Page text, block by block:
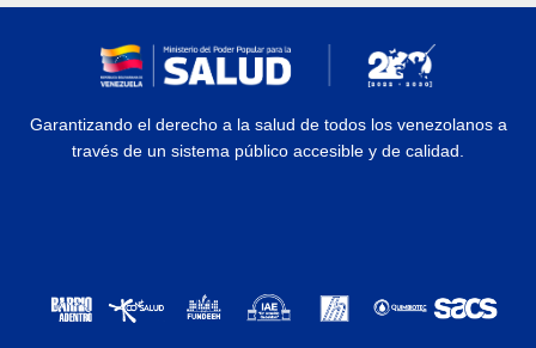
Garantizando el derecho a la salud de todos los venezolanos a
través de un sistema público accesible y de calidad.